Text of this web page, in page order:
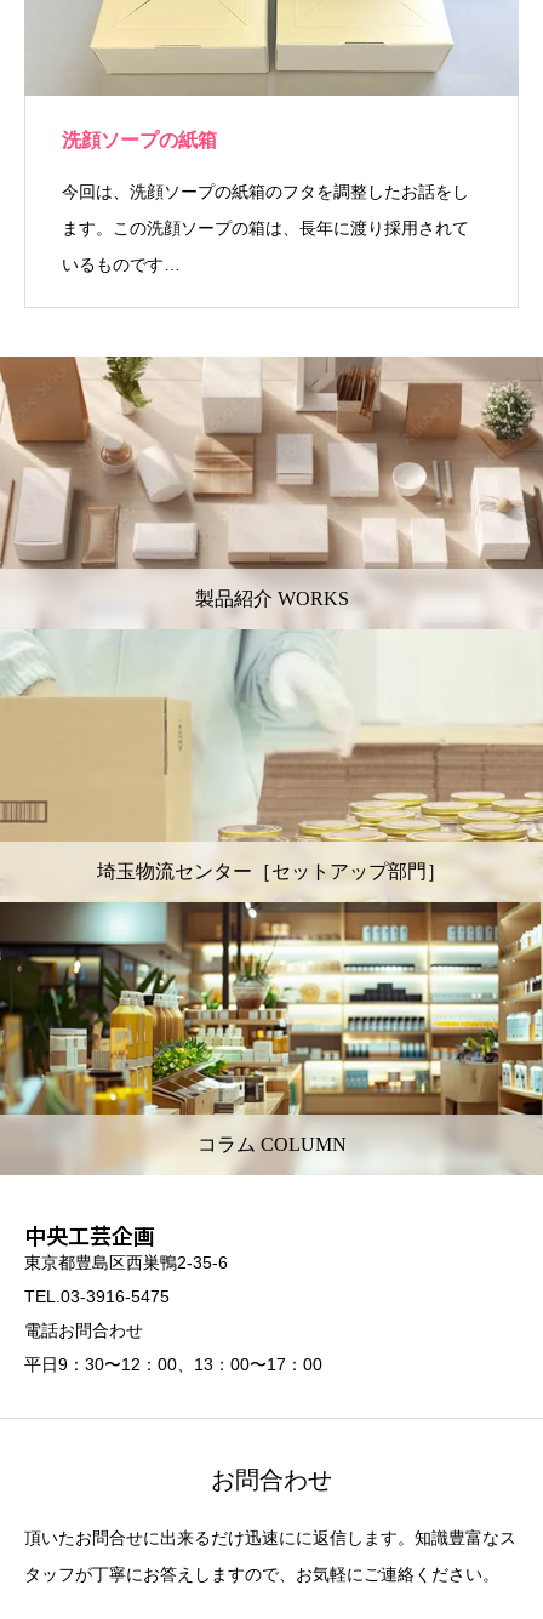
洗顔ソープの紙箱
今回は、洗顔ソープの紙箱のフタを調整したお話をし
ます。この洗顔ソープの箱は、長年に渡り採用されて
いるものです…
製品紹介 WORKS
埼玉物流センター［セットアップ部門］
コラム COLUMN
中央工芸企画
東京都豊島区西巣鴨2-35-6
TEL.03-3916-5475
電話お問合わせ
平日9：30〜12：00、13：00〜17：00
お問合わせ
頂いたお問合せに出来るだけ迅速にに返信します。知識豊富なス
タッフが丁寧にお答えしますので、お気軽にご連絡ください。